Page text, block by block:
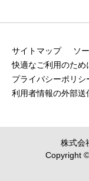
サイトマップ
ソ
快適なご利用のため
プライバシーポリシ
利用者情報の外部
株式会
Copyright